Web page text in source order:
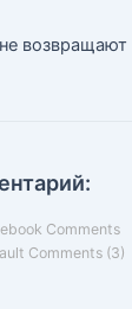
Comments
Comments (3)